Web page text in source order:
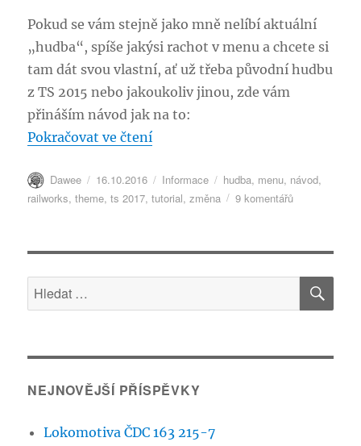
Pokud se vám stejně jako mně nelíbí aktuální
„hudba“, spíše jakýsi rachot v menu a chcete si
tam dát svou vlastní, ať už třeba původní hudbu
z TS 2015 nebo jakoukoliv jinou, zde vám
přináším návod jak na to:
Pokračovat ve čtení„NÁVOD: Změna hudby v
Autor:
Dawee Publikováno:
16.10.2016 Rubriky:
Informace Štítky:
hudba, menu, návod,
railworks,theme,ts 2017,tutorial,změna 9 komentářůu
názvem
Změna
hudby
v
Hledat:
NEJNOVĚJŠÍ PŘÍSPĚVKY
Lokomotiva ČDC 163 215-7